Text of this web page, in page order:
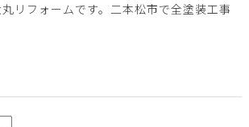
リフォームです。二本松市で全塗装工事